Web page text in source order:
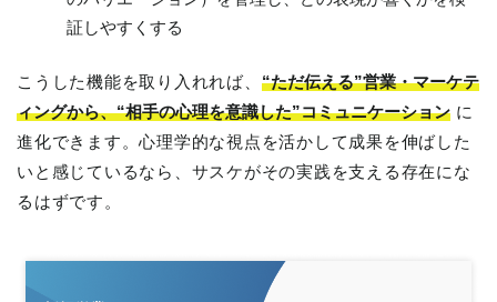
証しやすくする
こうした機能を取り入れれば、 “ただ伝える”営業・マーケテ
ィングから、“相手の心理を意識した”コミュニケーション に
進化できます。心理学的な視点を活かして成果を伸ばした
いと感じているなら、サスケがその実践を支える存在にな
るはずです。